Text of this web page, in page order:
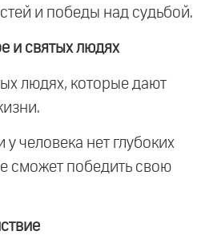
и победы над судьбой.
и святых людях
людях, которые дают
у человека нет глубоких
сможет победить свою